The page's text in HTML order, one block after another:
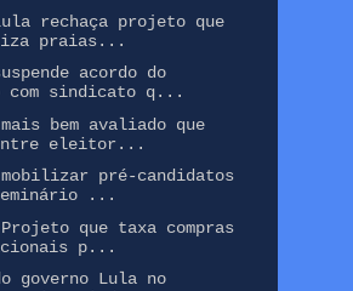
rechaça projeto que
praias...
acordo do
com sindicato q...
bem avaliado que
eleitor...
mobilizar pré-candidatos
...
que taxa compras
p...
governo Lula no